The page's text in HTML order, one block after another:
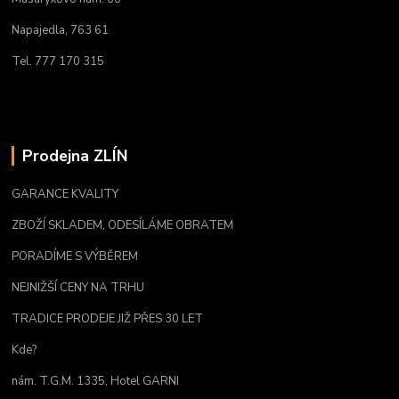
Napajedla, 763 61
Tel. 777 170 315
Prodejna ZLÍN
GARANCE KVALITY
ZBOŽÍ SKLADEM, ODESÍLÁME OBRATEM
PORADÍME S VÝBĚREM
NEJNIŽŠÍ CENY NA TRHU
TRADICE PRODEJE JIŽ PŘES 30 LET
Kde?
nám. T.G.M. 1335, Hotel GARNI